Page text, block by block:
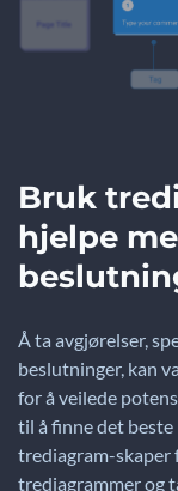
Bruk
hjelpe
Å ta avgjørelser,
beslutninger, kan
for å veilede
til å finne det
trediagram-skaper
trediagrammer og